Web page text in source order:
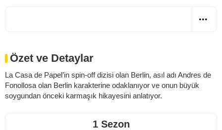
Özet ve Detaylar
La Casa de Papel’in spin-off dizisi olan Berlin, asıl adı Andres de
Fonollosa olan Berlin karakterine odaklanıyor ve onun büyük
soygundan önceki karmaşık hikayesini anlatıyor.
1 Sezon